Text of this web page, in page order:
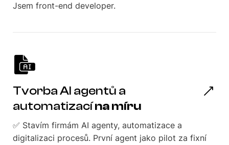
Jsem front-end developer.
Tvorba AI agentů a
automatizacína míru
✅ Stavím firmám AI agenty, automatizace a
digitalizaci procesů. První agent jako pilot za fixní